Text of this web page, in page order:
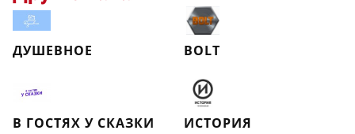
ДУШЕВНОЕ BOLT
В ГОСТЯХ У СКАЗКИ ИСТОРИЯ